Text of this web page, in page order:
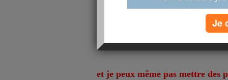
alors, je passerai, comme je
je ne peux vous faire de petits
sachez que vous êtes toutes
et je peux même pas mettre des
Je